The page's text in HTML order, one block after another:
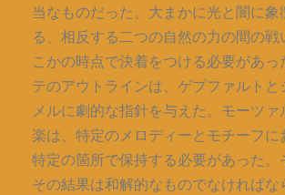
当なものだった。大まかに光と闇に象
る、相反する二つの自然の力の間の戦
こかの時点で決着をつける必要があっ
テのアウトラインは、ゲプファルトと
メルに劇的な指針を与えた。モーツァ
楽は、特定のメロディーとモチーフに
特定の箇所で保持する必要があった。
その結果は和解的なものでなければな